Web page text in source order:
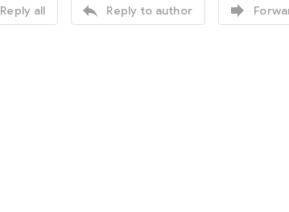
Reply all  Reply to author 